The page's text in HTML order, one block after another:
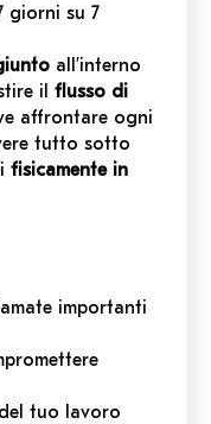
giorni su 7
all’interno
il flusso di
affrontare ogni
tutto sotto
fisicamente in
importanti
tuo lavoro